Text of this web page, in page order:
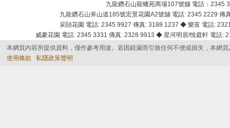
九龍鑽石山龍蟠苑商場107號舖 電話：
九龍鑽石山斧山道185號宏景花園A2號舖 電話: 2345 2229
采頣花園 電話: 2345 9927 傳真: 3188 1237 ◆ 樂富 電話:
威豪花園 電話: 2345 3331 傳真: 2328 9913 ◆ 星河明居/悅庭軒 電話
本網頁內容所提供資料，僅作參考用途。若因錯漏而引致任何不便或損失，本網
使用條款
私隱政策聲明